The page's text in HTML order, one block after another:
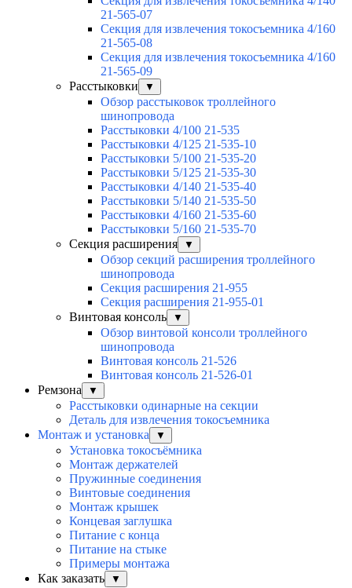
21-565-07
Секция для извлечения токосъемника 4/160
21-565-08
Секция для извлечения токосъемника 4/160
21-565-09
Расстыковки
▼
Обзор расстыковок троллейного
шинопровода
Расстыковки 4/100 21-535
Расстыковки 4/125 21-535-10
Расстыковки 5/100 21-535-20
Расстыковки 5/125 21-535-30
Расстыковки 4/140 21-535-40
Расстыковки 5/140 21-535-50
Расстыковки 4/160 21-535-60
Расстыковки 5/160 21-535-70
Секция расширения
▼
Обзор секций расширения троллейного
шинопровода
Секция расширения 21-955
Секция расширения 21-955-01
Винтовая консоль
▼
Обзор винтовой консоли троллейного
шинопровода
Винтовая консоль 21-526
Винтовая консоль 21-526-01
Ремзона
▼
Расстыковки одинарные на секции
Деталь для извлечения токосъемника
Монтаж и установка
▼
Установка токосъёмника
Монтаж держателей
Пружинные соединения
Винтовые соединения
Монтаж крышек
Концевая заглушка
Питание с конца
Питание на стыке
Примеры монтажа
Как заказать
▼